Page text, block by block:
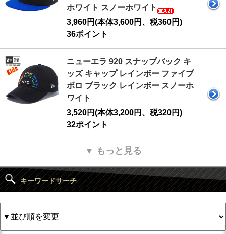
ホワイト スノーホワイト
3,960円(本体3,600円、税360円)
36ポイント
ニューエラ 920 スナップバック キ
ッズ キャップ レインボー ファイブ
ボロ ブラック レインボー スノーホ
ワイト
3,520円(本体3,200円、税320円)
32ポイント
▼ もっと見る
キーワードサーチ